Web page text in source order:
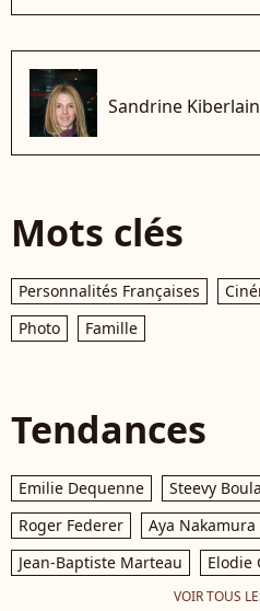
Sandrine Kiberlain
Mots clés
Personnalités Françaises
Photo
Famille
Tendances
Emilie Dequenne Steevy
Roger Federer
Aya Nakamura
Jean-Baptiste Marteau
Elodie
VOIR TOUS